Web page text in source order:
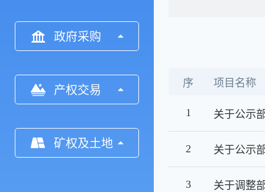
政府采购
产权交易
矿权及土地
序 项目名称
1 关于公示
2
3 关于调整